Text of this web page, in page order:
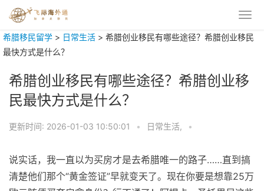
希腊移民留学 > 日常生活 > 希腊创业移民有哪些途径？希腊创业移民
最快方式是什么？
希腊创业移民有哪些途径？希腊创业移
民最快方式是什么？
更新时间: 2026-01-03 10:50:01 • 日常生活, •
说实话，我一直以为买房才是去希腊唯一的路子……直到搞
清楚他们那个“黄金签证”早就变天了。现在你要是想靠25万